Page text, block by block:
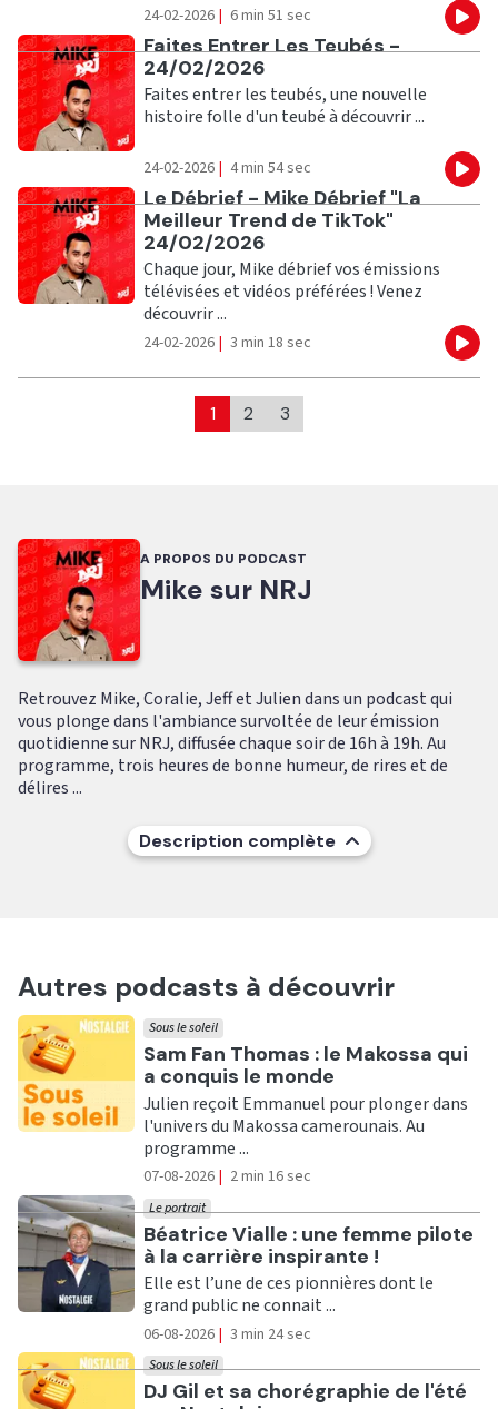
24-02-2026 | 6 min 51 sec
Ecouter
Faites Entrer Les Teubés -
24/02/2026
Faites entrer les teubés, une nouvelle
histoire folle d'un teubé à découvrir ...
24-02-2026 | 4 min 54 sec
Ecouter
Le Débrief - Mike Débrief "La
Meilleur Trend de TikTok"
24/02/2026
Chaque jour, Mike débrief vos émissions
télévisées et vidéos préférées ! Venez
découvrir ...
24-02-2026 | 3 min 18 sec
1 2 3
A PROPOS DU PODCAST
Mike sur NRJ
Retrouvez Mike, Coralie, Jeff et Julien dans un podcast qui
vous plonge dans l'ambiance survoltée de leur émission
quotidienne sur NRJ, diffusée chaque soir de 16h à 19h. Au
programme, trois heures de bonne humeur, de rires et de
délires ...
Description complète
Autres podcasts à découvrir
Ecouter
Sam Fan Thomas : le Makossa qui
a conquis le monde
Sous le soleil
Julien reçoit Emmanuel pour plonger dans
l'univers du Makossa camerounais. Au
programme ...
07-08-2026 | 2 min 16 sec
Ecouter
Béatrice Vialle : une femme pilote
à la carrière inspirante !
Le portrait
Elle est l’une de ces pionnières dont le
grand public ne connait ...
06-08-2026 | 3 min 24 sec
Ecouter
DJ Gil et sa chorégraphie de l'été
Sous le soleil